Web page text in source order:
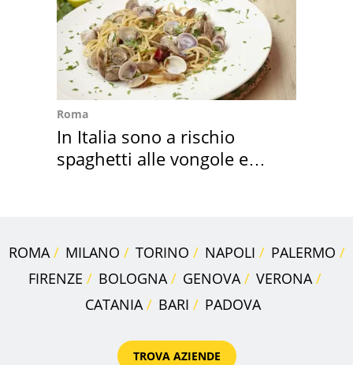
Roma
In Italia sono a rischio
spaghetti alle vongole e
ROMA MILANO TORINO NAPOLI
PALERMO
FIRENZE
BOLOGNA GENOVA
VERONA
CATANIA
BARI PADOVA
TROVA AZIENDE